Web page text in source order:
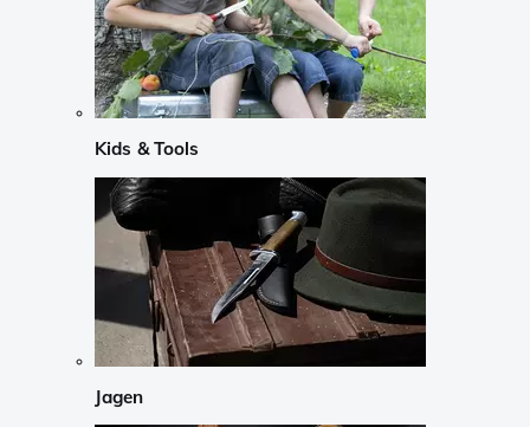
Kids & Tools
Jagen